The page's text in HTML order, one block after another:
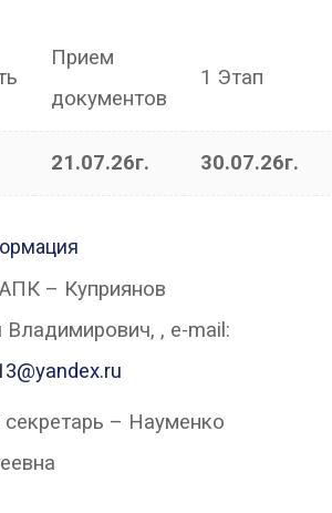
Прием
документов
1 Этап
21.07.26г. 30.07.26г.
– Куприянов
, e-mail:
– Науменко